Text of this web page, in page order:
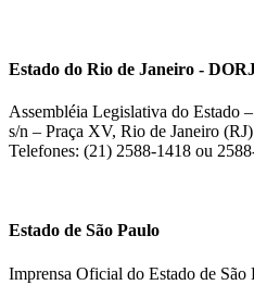
Estado do Rio de Janeiro -
Assembléia Legislativa do Estado
s/n – Praça XV, Rio de Janeiro (RJ)
Telefones: (21) 2588-1418 ou
Estado de São Paulo
Imprensa Oficial do Estado de